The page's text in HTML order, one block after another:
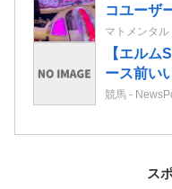
コユーザ
いんだろ
マトメンタル
【エルム
ース前い
競馬 -
ス